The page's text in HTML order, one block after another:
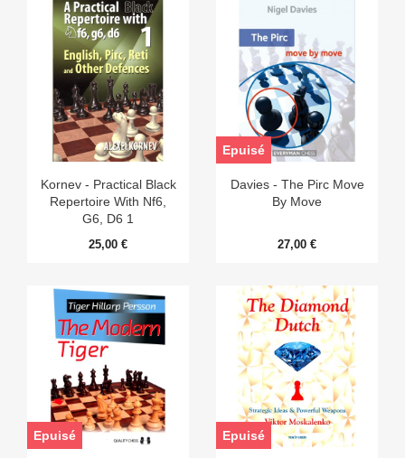
Kornev - Practical Black
Repertoire With Nf6,
G6, D6 1
25,00 €
Davies - The Pirc Move
By Move
27,00 €
Epuisé
Epuisé Epuisé